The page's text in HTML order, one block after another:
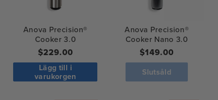
Anova Precision®
Cooker 3.0
Ordinarie
pris
$229.00
Lägg till i
varukorgen
Anova Precision®
Cooker Nano 3.0
Ordinarie
pris
$149.00
Slutsåld